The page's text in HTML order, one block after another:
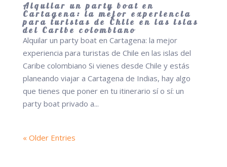
Alquilar un party boat en
Cartagena: la mejor experiencia
para turistas de Chile en las islas
del Caribe colombiano
Alquilar un party boat en Cartagena: la mejor
experiencia para turistas de Chile en las islas del
Caribe colombiano Si vienes desde Chile y estás
planeando viajar a Cartagena de Indias, hay algo
que tienes que poner en tu itinerario sí o sí: un
party boat privado a...
« Older Entries